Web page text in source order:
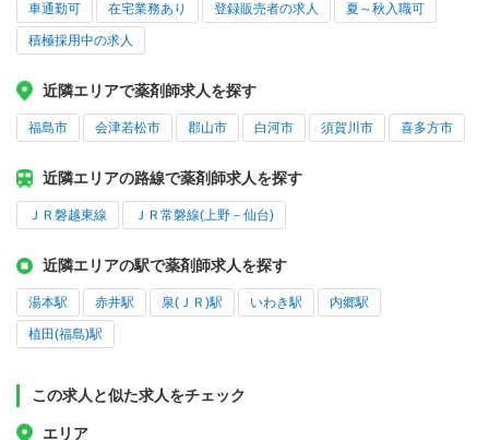
車通勤可 在宅業務あり 登録販売者の求人 夏～秋入職可
積極採用中の求人
近隣エリアで薬剤師求人を探す
福島市 会津若松市 郡山市 白河市 須賀川市 喜多方市
近隣エリアの路線で薬剤師求人を探す
ＪＲ磐越東線 ＪＲ常磐線(上野－仙台)
近隣エリアの駅で薬剤師求人を探す
湯本駅 赤井駅 泉(ＪＲ)駅 いわき駅 内郷駅
植田(福島)駅
この求人と似た求人をチェック
エリア